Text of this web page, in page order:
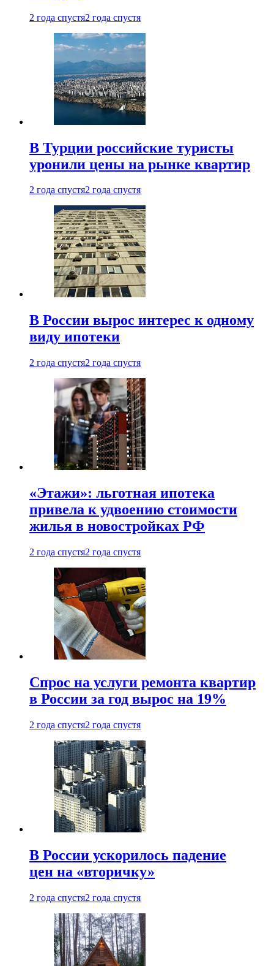
2 года спустя2 года спустя
В Турции российские туристы
уронили цены на рынке квартир
2 года спустя2 года спустя
В России вырос интерес к одному
виду ипотеки
2 года спустя2 года спустя
«Этажи»: льготная ипотека
привела к удвоению стоимости
жилья в новостройках РФ
2 года спустя2 года спустя
Спрос на услуги ремонта квартир
в России за год вырос на 19%
2 года спустя2 года спустя
В России ускорилось падение
цен на «вторичку»
2 года спустя2 года спустя